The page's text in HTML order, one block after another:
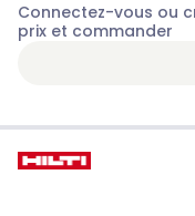
Connectez-vous ou
prix et commander